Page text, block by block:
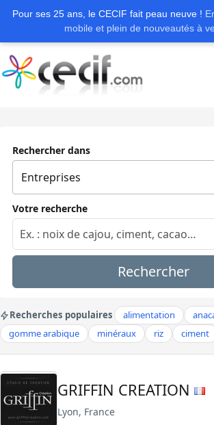
Pour ses 25 ans, le CECIF fait peau neuve !
mobile et plein de nouveautés à
Rechercher dans
Votre recherche
Rechercher
Recherches populaires alimentation
gomme arabique
minéraux riz ciment
GRIFFIN CREATION
Lyon, France